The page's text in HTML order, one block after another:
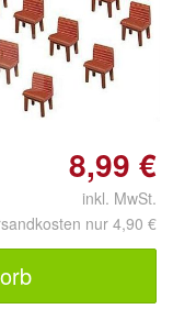
8,99 €
inkl. MwSt.
nur 4,90 €